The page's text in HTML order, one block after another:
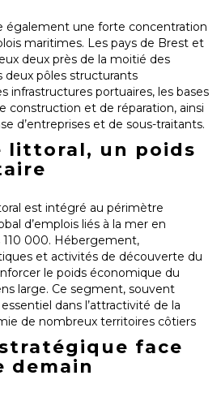
également une forte concentration
maritimes. Les pays de Brest et
deux près de la moitié des
deux pôles structurants
infrastructures portuaires, les bases
construction et de réparation, ainsi
d’entreprises et de sous-traitants.
littoral, un poids
est intégré au périmètre
d’emplois liés à la mer en
000. Hébergement,
et activités de découverte du
le poids économique du
large. Ce segment, souvent
dans l’attractivité de la
de nombreux territoires côtiers
face
demain